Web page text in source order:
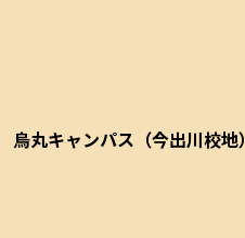
烏丸キャンパス（今出川校地）